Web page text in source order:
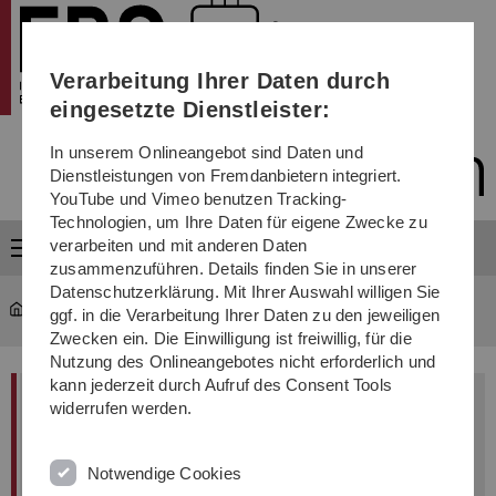
Direkt
Direkt
Direkt
(Sprache,
Drucken,
Media)
Direkt
Direkt
Institut für Elektronische Bauelemente und Schaltungen
Menü
ebs ... Schwerpunkte
Millimeterwellen-Radar Transceiver-Frontends
siliziumbasierte, hochintegrierte Schaltungen für
Verarbeitung Ihrer Daten durch
eingesetzte Dienstleister:
In unserem Onlineangebot sind Daten und
Dienstleistungen von Fremdanbietern integriert.
YouTube und Vimeo benutzen Tracking-
Technologien, um Ihre Daten für eigene Zwecke zu
verarbeiten und mit anderen Daten
zusammenzuführen. Details finden Sie in unserer
Datenschutzerklärung. Mit Ihrer Auswahl willigen Sie
ggf. in die Verarbeitung Ihrer Daten zu den jeweiligen
Zwecken ein. Die Einwilligung ist freiwillig, für die
Nutzung des Onlineangebotes nicht erforderlich und
kann jederzeit durch Aufruf des Consent Tools
widerrufen werden.
Notwendige Cookies